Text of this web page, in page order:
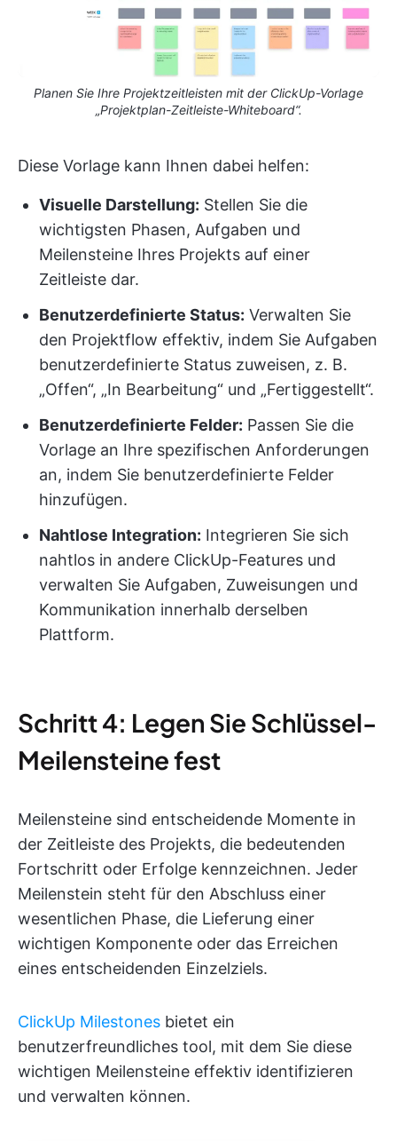
Planen Sie Ihre Projektzeitleisten mit der ClickUp-Vorlage
„Projektplan-Zeitleiste-Whiteboard“.
Diese Vorlage kann Ihnen dabei helfen:
Visuelle Darstellung: Stellen Sie die
wichtigsten Phasen, Aufgaben und
Meilensteine Ihres Projekts auf einer
Zeitleiste dar.
Benutzerdefinierte Status: Verwalten Sie
den Projektflow effektiv, indem Sie Aufgaben
benutzerdefinierte Status zuweisen, z. B.
„Offen“, „In Bearbeitung“ und „Fertiggestellt“.
Benutzerdefinierte Felder: Passen Sie die
Vorlage an Ihre spezifischen Anforderungen
an, indem Sie benutzerdefinierte Felder
hinzufügen.
Nahtlose Integration: Integrieren Sie sich
nahtlos in andere ClickUp-Features und
verwalten Sie Aufgaben, Zuweisungen und
Kommunikation innerhalb derselben
Plattform.
Schritt 4: Legen Sie Schlüssel-
Meilensteine fest
Meilensteine sind entscheidende Momente in
der Zeitleiste des Projekts, die bedeutenden
Fortschritt oder Erfolge kennzeichnen. Jeder
Meilenstein steht für den Abschluss einer
wesentlichen Phase, die Lieferung einer
wichtigen Komponente oder das Erreichen
eines entscheidenden Einzelziels.
ClickUp Milestones bietet ein
benutzerfreundliches tool, mit dem Sie diese
wichtigen Meilensteine effektiv identifizieren
und verwalten können.